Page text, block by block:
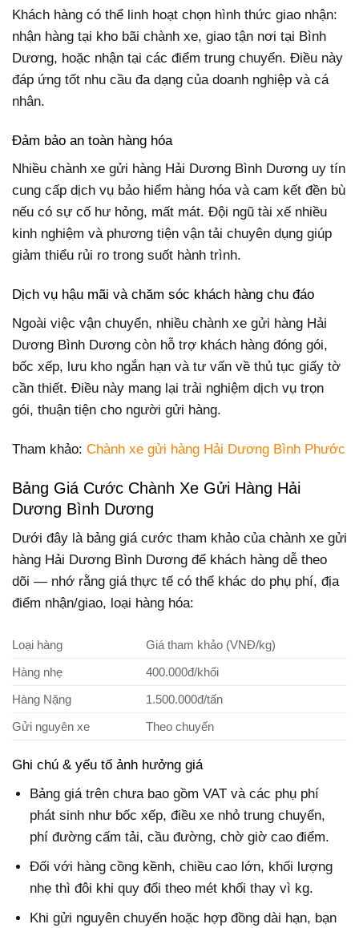
Khách hàng có thể linh hoạt chọn hình thức giao nhận:
nhận hàng tại kho bãi chành xe, giao tận nơi tại Bình
Dương, hoặc nhận tại các điểm trung chuyển. Điều này
đáp ứng tốt nhu cầu đa dạng của doanh nghiệp và cá
nhân.
Đảm bảo an toàn hàng hóa
Nhiều chành xe gửi hàng Hải Dương Bình Dương uy tín
cung cấp dịch vụ bảo hiểm hàng hóa và cam kết đền bù
nếu có sự cố hư hỏng, mất mát. Đội ngũ tài xế nhiều
kinh nghiệm và phương tiện vận tải chuyên dụng giúp
giảm thiểu rủi ro trong suốt hành trình.
Dịch vụ hậu mãi và chăm sóc khách hàng chu đáo
Ngoài việc vận chuyển, nhiều chành xe gửi hàng Hải
Dương Bình Dương còn hỗ trợ khách hàng đóng gói,
bốc xếp, lưu kho ngắn hạn và tư vấn về thủ tục giấy tờ
cần thiết. Điều này mang lại trải nghiệm dịch vụ trọn
gói, thuận tiện cho người gửi hàng.
Tham khảo: Chành xe gửi hàng Hải Dương Bình Phước
Bảng Giá Cước Chành Xe Gửi Hàng Hải
Dương Bình Dương
Dưới đây là bảng giá cước tham khảo của chành xe gửi
hàng Hải Dương Bình Dương để khách hàng dễ theo
dõi — nhớ rằng giá thực tế có thể khác do phụ phí, địa
điểm nhận/giao, loại hàng hóa:
Loại hàng
Giá tham khảo (VNĐ/kg)
Hàng nhẹ
400.000đ/khối
Hàng Nặng
1.500.000đ/tấn
Gửi nguyên xe
Theo chuyến
Ghi chú & yếu tố ảnh hưởng giá
Bảng giá trên chưa bao gồm VAT và các phụ phí
phát sinh như bốc xếp, điều xe nhỏ trung chuyển,
phí đường cấm tải, cầu đường, chờ giờ cao điểm.
Đối với hàng cồng kềnh, chiều cao lớn, khối lượng
nhẹ thì đôi khi quy đổi theo mét khối thay vì kg.
Khi gửi nguyên chuyến hoặc hợp đồng dài hạn, bạn